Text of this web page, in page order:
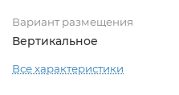
Вариант размещения
Вертикальное
Все характеристики